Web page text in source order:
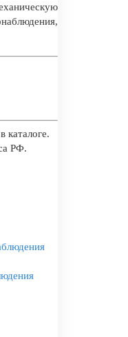
каталоге.
РФ.